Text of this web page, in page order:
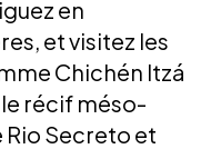
en
et visitez les
Chichén Itzá
récif méso-
Secreto et